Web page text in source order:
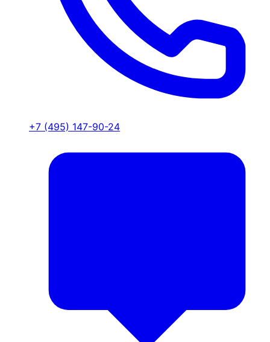
+7 (495) 147-90-24